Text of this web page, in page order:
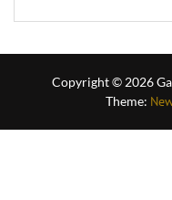
Copyright © 2026
Theme: